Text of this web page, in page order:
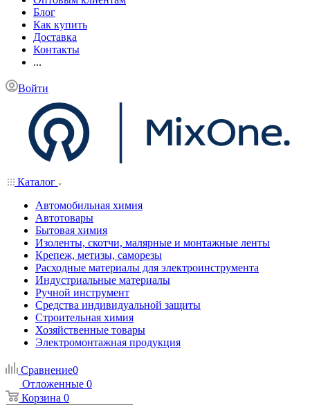
Блог
Как купить
Доставка
Контакты
...
Войти
Каталог
Автомобильная химия
Автотовары
Бытовая химия
Изоленты, скотчи, малярные и монтажные ленты
Крепеж, метизы, саморезы
Расходные материалы для электроинструмента
Индустриальные материалы
Ручной инструмент
Средства индивидуальной защиты
Строительная химия
Хозяйственные товары
Электромонтажная продукция
Сравнение0
Отложенные 0
Корзина 0